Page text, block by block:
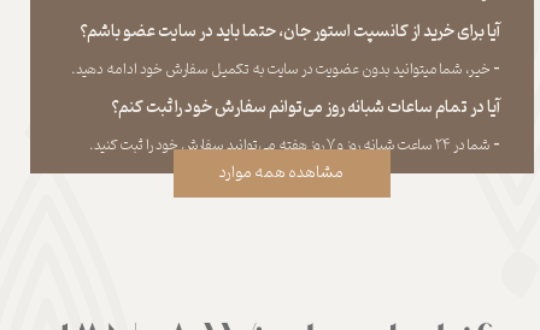
آیا برای خرید از کانسپت استور جان، حتما باید در سایت عضو باشم؟
​​​​​​​- خیر، شما میتوانید بدون عضویت در سایت به تکمیل سفارش خود ادامه دهید.​​​​​​​
آیا در تمام ساعات شبانه روز می‌توانم سفارش خود را ثبت کنم؟
​​​​​​​​​​​​​​- شما در ۲۴ ساعت شبانه روز و ۷ روز هفته می‌‏توانید سفارش خود را ثبت کنید.
مشاهده همه موارد